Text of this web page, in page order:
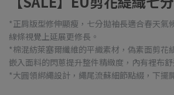
*正肩版型修伸顯瘦，七分拋袖長適合春天氣
線條視覺上延展更修長。
*棉混紡萊塞爾纖維的平織素材，偽素面剪花
嵌入面料的閃蔥提升整件精緻度，內有裡布舒
*大圓領綁繩設計，繩尾流蘇細節點綴，下擺